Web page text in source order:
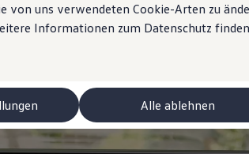
von uns verwendeten Cookie-Arten zu
Informationen zum Datenschutz
Alle ablehnen
ID. «Hallo!»